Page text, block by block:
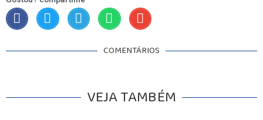
COMENTÁRIOS
VEJA TAMBÉM